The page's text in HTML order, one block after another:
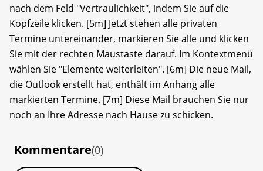
nach dem Feld "Vertraulichkeit", indem Sie auf die
Kopfzeile klicken. [5m] Jetzt stehen alle privaten
Termine untereinander, markieren Sie alle und klicken
Sie mit der rechten Maustaste darauf. Im Kontextmenü
wählen Sie "Elemente weiterleiten". [6m] Die neue Mail,
die Outlook erstellt hat, enthält im Anhang alle
markierten Termine. [7m] Diese Mail brauchen Sie nur
noch an Ihre Adresse nach Hause zu schicken.
Kommentare(0)